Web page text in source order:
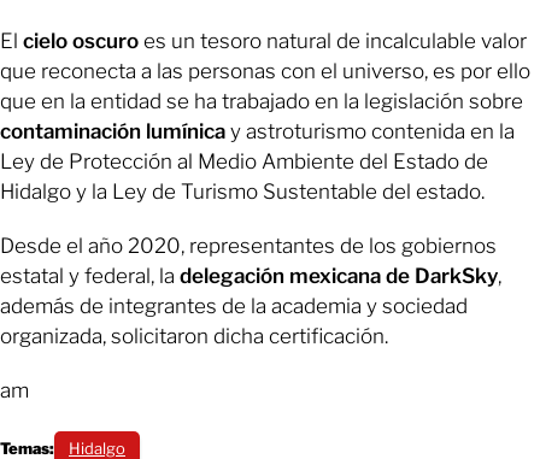
El cielo oscuro es un tesoro natural de incalculable valor
que reconecta a las personas con el universo, es por ello
que en la entidad se ha trabajado en la legislación sobre
contaminación lumínica y astroturismo contenida en la
Ley de Protección al Medio Ambiente del Estado de
Hidalgo y la Ley de Turismo Sustentable del estado.
Desde el año 2020, representantes de los gobiernos
estatal y federal, la delegación mexicana de DarkSky,
además de integrantes de la academia y sociedad
organizada, solicitaron dicha certificación.
am
Temas: Hidalgo